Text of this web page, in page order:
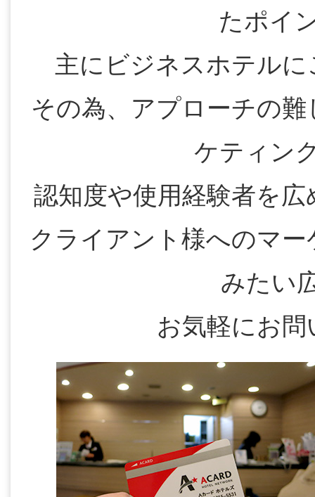
たポイ
主にビジネスホテル
その為、アプローチの
ケティン
認知度や使用経験者を
クライアント様へのマ
みたい
お気軽にお